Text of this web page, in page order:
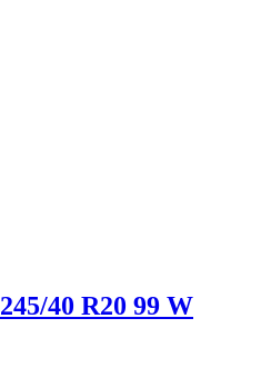
245/40 R20 99 W